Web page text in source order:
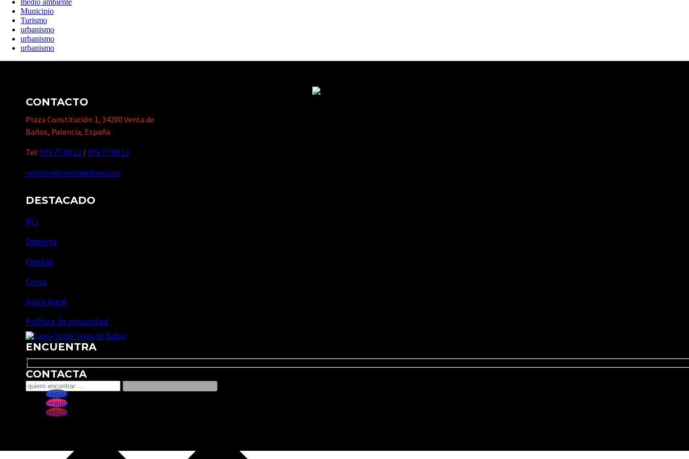
Municipio
Turismo
urbanismo
urbanismo
urbanismo
CONTACTO
Plaza Constitución 1, 34200 Venta de
Baños, Palencia, España
Tel: 979 77 08 12 /979 77 08 13
registro@ventadebanos.es
DESTACADO
PIJ
Deporte
Fiestas
Cross
Aviso legal
Política de privacidad
ENCUENTRA
Search
CONTACTA
Seguir
Seguir
Seguir